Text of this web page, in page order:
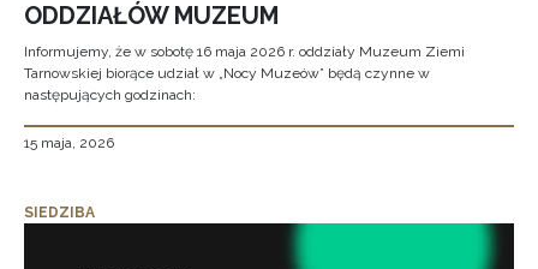
ODDZIAŁÓW MUZEUM
Informujemy, że w sobotę 16 maja 2026 r. oddziały Muzeum Ziemi
Tarnowskiej biorące udział w „Nocy Muzeów” będą czynne w
następujących godzinach:
15 maja, 2026
SIEDZIBA